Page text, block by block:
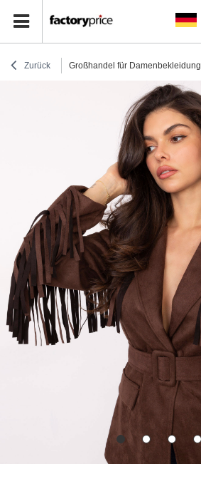
Zurück Großhandel für Damenbekleidung